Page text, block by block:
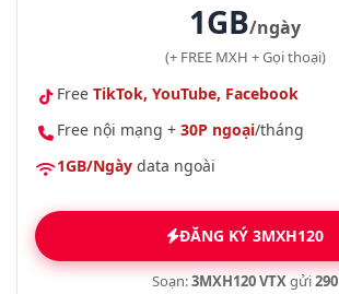
1GB/ngày
(+ FREE MXH + Gọi thoại)
Free TikTok, YouTube, Facebook
Free nội mạng + 30P ngoại/tháng
1GB/Ngày data ngoài
ĐĂNG KÝ 3MXH120
Soạn:3MXH120 VTXgửi290